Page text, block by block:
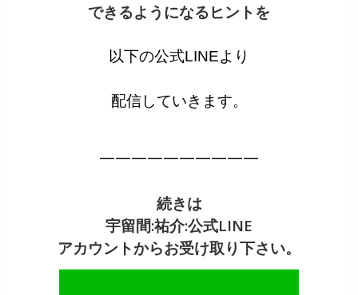
できるようになるヒントを
以下の公式LINEより
配信していきます。
——————————
続きは
宇留間:祐介:公式LINE
アカウントからお受け取り下さい。